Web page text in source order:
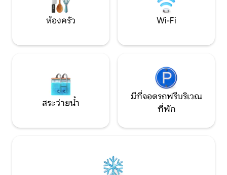
ห้องครัว Wi-Fi
สระว่ายน้ำ
มีที่จอดรถฟรีบริเวณ
ที่พัก